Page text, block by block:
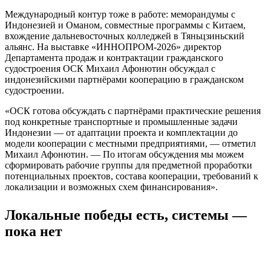
Международный контур тоже в работе: меморандумы с
Индонезией и Оманом, совместные программы с Китаем,
вхождение дальневосточных колледжей в Тяньцзиньский
альянс. На выставке «ИННОПРОМ-2026» директор
Департамента продаж и контрактации гражданского
судостроения ОСК Михаил Афонютин обсуждал с
индонезийскими партнёрами кооперацию в гражданском
судостроении.
«ОСК готова обсуждать с партнёрами практические решения
под конкретные транспортные и промышленные задачи
Индонезии — от адаптации проекта и комплектации до
модели кооперации с местными предприятиями, — отметил
Михаил Афонютин. — По итогам обсуждения мы можем
сформировать рабочие группы для предметной проработки
потенциальных проектов, состава кооперации, требований к
локализации и возможных схем финансирования».
Локальные победы есть, системы —
пока нет